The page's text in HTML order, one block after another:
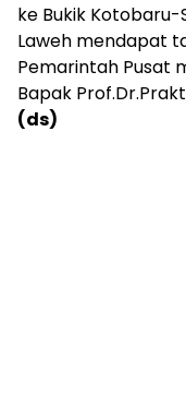
ke Bukik Kotobaru-
Laweh mendapat
Pemarintah Pusat
Bapak
(ds)